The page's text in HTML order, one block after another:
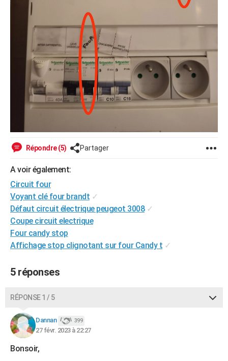
Répondre (5) Partager
A voir également:
Circuit four
Voyant clé four brandt ✓
Défaut circuit électrique peugeot 3008 ✓
Coupe circuit electrique
Four candy stop
Affichage stop clignotant sur four Candy t ✓
5 réponses
RÉPONSE 1 / 5
Dannan 399
27 févr. 2023 à 22:27
Bonsoir,